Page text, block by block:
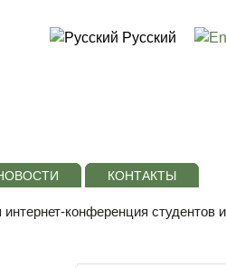
Русский
КОНТАКТЫ
интернет-конференция студентов